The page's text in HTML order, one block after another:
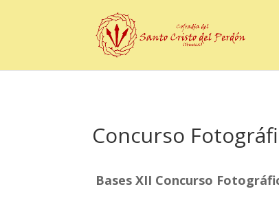
Concurso
Bases XII Concurso